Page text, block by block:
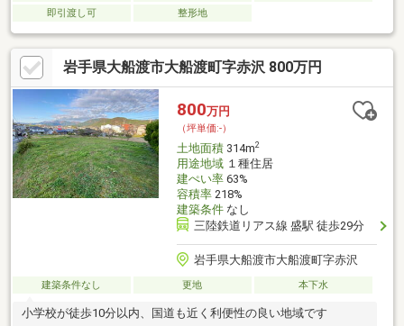
即引渡し可
整形地
岩手県大船渡市大船渡町字赤沢 800万円
800万円
（坪単価:-）
土地面積314m2
用途地域１種住居
建ぺい率63%
容積率218%
建築条件なし
三陸鉄道リアス線 盛駅 徒歩29分
岩手県大船渡市大船渡町字赤沢
建築条件なし 更地 本下水
小学校が徒歩10分以内、国道も近く利便性の良い地域です